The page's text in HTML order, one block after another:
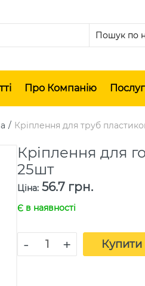
Про Компанію
Кріплення для труб
Кріплення для
25шт
Ціна: 56.7 грн.
Є в наявності
- + Купити